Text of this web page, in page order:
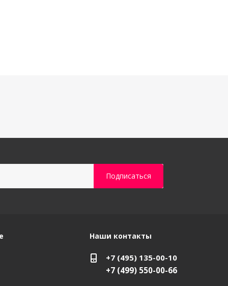
Наши контакты
+7 (495) 135-00-10
+7 (499) 550-00-66